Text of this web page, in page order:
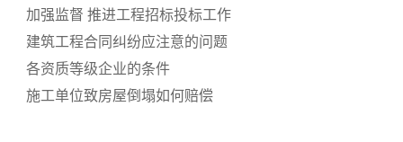
加强监督 推进工程招标投标工作
建筑工程合同纠纷应注意的问题
各资质等级企业的条件
施工单位致房屋倒塌如何赔偿